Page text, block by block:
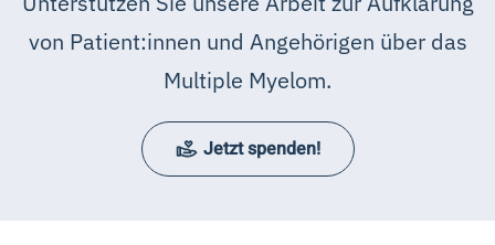
von Patient:innen und Angehörigen über das
Multiple Myelom.
Jetzt spenden!